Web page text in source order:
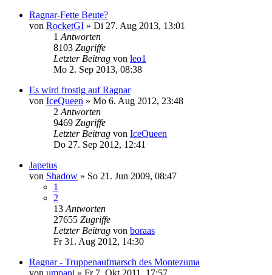
Ragnar-Fette Beute?
von RocketGI » Di 27. Aug 2013, 13:01
1 Antworten
8103 Zugriffe
Letzter Beitrag von leo1
Mo 2. Sep 2013, 08:38
Es wird frostig auf Ragnar
von IceQueen » Mo 6. Aug 2012, 23:48
2 Antworten
9469 Zugriffe
Letzter Beitrag von IceQueen
Do 27. Sep 2012, 12:41
Japetus
von Shadow » So 21. Jun 2009, 08:47
1
2
13 Antworten
27655 Zugriffe
Letzter Beitrag von boraas
Fr 31. Aug 2012, 14:30
Ragnar - Truppenaufmarsch des Montezuma
von umpani » Fr 7. Okt 2011, 17:57